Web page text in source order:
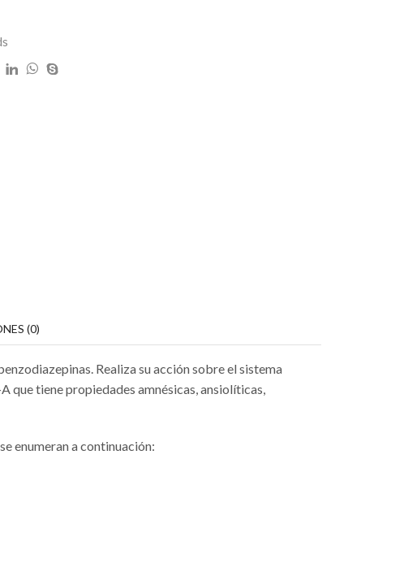
(0)
Realiza su acción sobre el sistema
tiene propiedades amnésicas, ansiolíticas,
enumeran a continuación: